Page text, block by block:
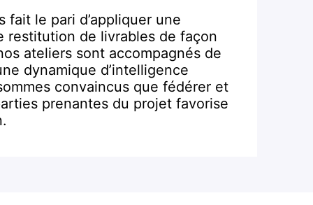
fait le pari d’appliquer une
restitution de livrables de façon
ateliers sont accompagnés de
dynamique d’intelligence
convaincus que fédérer et
prenantes du projet favorise